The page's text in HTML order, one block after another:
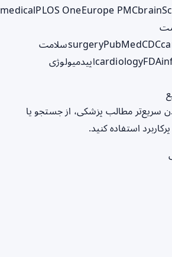
medicalPLOS OneEurope PMCbrain
surgeryPubMedCDC
سلامت
cardiologyFDA اپیدمیولوژی
سریع‌تر مطالب پزشکی، از جستجو یا
استفاده کنید.